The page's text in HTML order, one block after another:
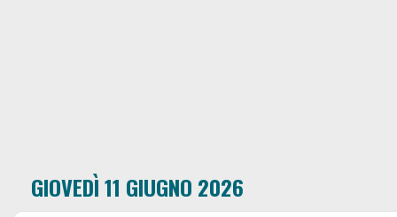
GIOVEDÌ 11 GIUGNO 2026